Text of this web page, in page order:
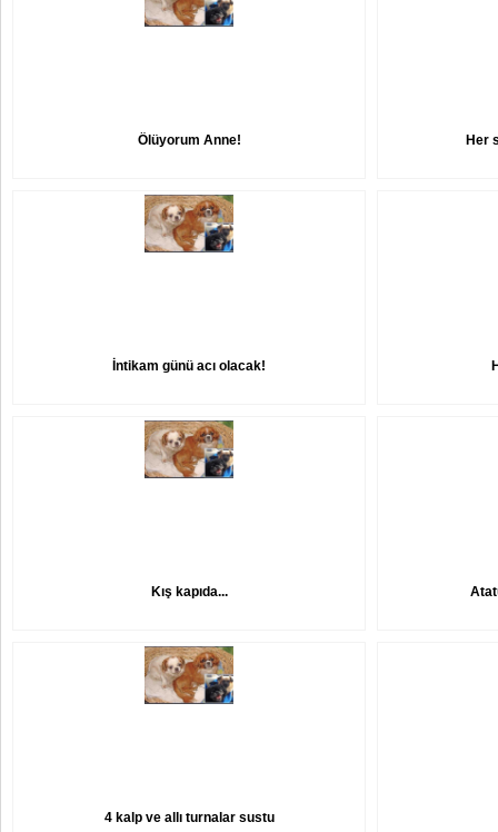
Ölüyorum Anne! Her
İntikam günü acı olacak!
Kış kapıda...
4 kalp ve allı turnalar sustu